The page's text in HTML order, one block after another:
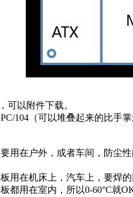
可以附件下载。
104（可以堆叠起来的比手
用在户外，或者车间，防尘
用在机床上，汽车上，要焊的
都用在室内，所以0-60°C就